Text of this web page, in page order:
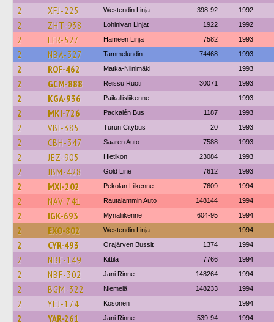
2 XFJ-225 Westendin Linja 398-92 1992
2 ZHT-938 Lohinivan Linjat 1922 1992
2 LFR-527 Hämeen Linja 7582 1993
2 NBA-327 Tammelundin 74468 1993
2 ROF-462 Matka-Niinimäki 1993
2 GCM-888 Reissu Ruoti 30071 1993
2 KGA-936 Paikallisliikenne 1993
2 MKI-726 Packalén Bus 1187 1993
2 VBI-385 Turun Citybus 20 1993
2 CBH-347 Saaren Auto 7588 1993
2 JEZ-905 Hietikon 23084 1993
2 JBM-428 Gold Line 7612 1993
2 MXI-202 Pekolan Liikenne 7609 1994
2 NAV-741 Rautalammin Auto 148144 1994
2 IGK-693 Mynäliikenne 604-95 1994
2 EXO-802 Westendin Linja 1994
2 CYR-493 Orajärven Bussit 1374 1994
2 NBF-149 Kittilä 7766 1994
2 NBF-302 Jani Rinne 148264 1994
2 BGM-322 Niemelä 148233 1994
2 YEJ-174 Kosonen 1994
2 YAR-261 Jani Rinne 539-94 1994